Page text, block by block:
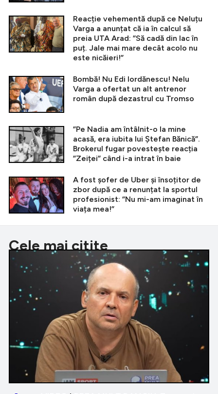
Reacție vehementă după ce Neluțu
Varga a anunțat că ia în calcul să
preia UTA Arad: ”Să cadă din lac în
puț. Jale mai mare decât acolo nu
este nicăieri!”
Bombă! Nu Edi Iordănescu! Nelu
Varga a ofertat un alt antrenor
român după dezastrul cu Tromso
”Pe Nadia am întâlnit-o la mine
acasă, era iubita lui Ștefan Bănică”.
Brokerul fugar povestește reacția
”Zeiței” când i-a intrat în baie
A fost șofer de Uber și însoțitor de
zbor după ce a renunțat la sportul
profesionist: ”Nu mi-am imaginat în
viața mea!”
Cele mai citite